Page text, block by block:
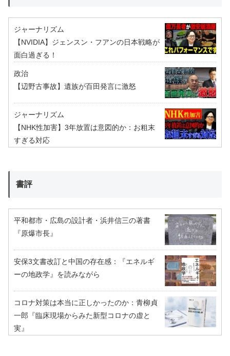
ジャーナリズム
【NVIDIA】ジェンスン・フアンの日本戦略が
面白過ぎる！
政治
【辺野古事故】遺族が百田発言に激怒
ジャーナリズム
【NHK性加害】3年放置は意図的か：お粗末
すぎる対応
書評
平和都市・広島の設計者・浜井信三の著書
『原爆市長』
安保3文書改訂と中国の存在感：『エネルギ
ーの地政学』を読みながら
コロナ対策は本当に正しかったのか：青柳貞
一郎『臨床現場からみた新型コロナの虚と
実』